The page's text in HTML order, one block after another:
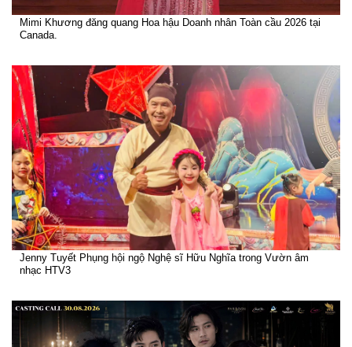
Mimi Khương đăng quang Hoa hậu Doanh nhân Toàn cầu 2026 tại
Canada.
Jenny Tuyết Phụng hội ngộ Nghệ sĩ Hữu Nghĩa trong Vườn âm
nhạc HTV3